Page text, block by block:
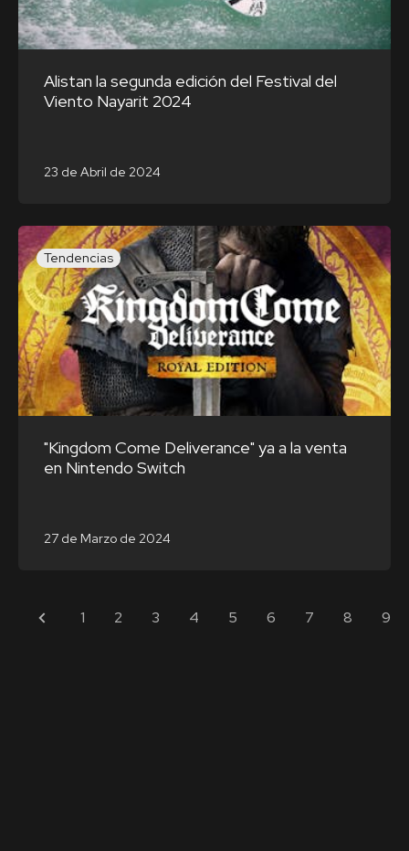
Alistan la segunda edición del Festival del
Viento Nayarit 2024
23 de Abril de 2024
Tendencias
"Kingdom Come Deliverance" ya a la venta
en Nintendo Switch
27 de Marzo de 2024
1 2 3 4 5 6 7 8 9